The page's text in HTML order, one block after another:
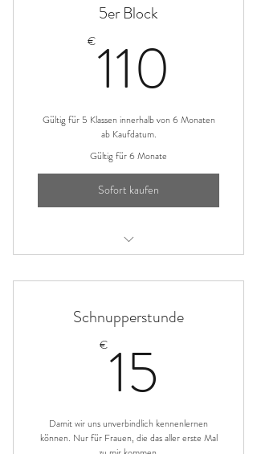
5er Block
€110
Gültig für 5 Klassen innerhalb von 6 Monaten
ab Kaufdatum.
Gültig für 6 Monate
Sofort kaufen
Schnupperstunde
€15
Damit wir uns unverbindlich kennenlernen
können. Nur für Frauen, die das aller erste Mal